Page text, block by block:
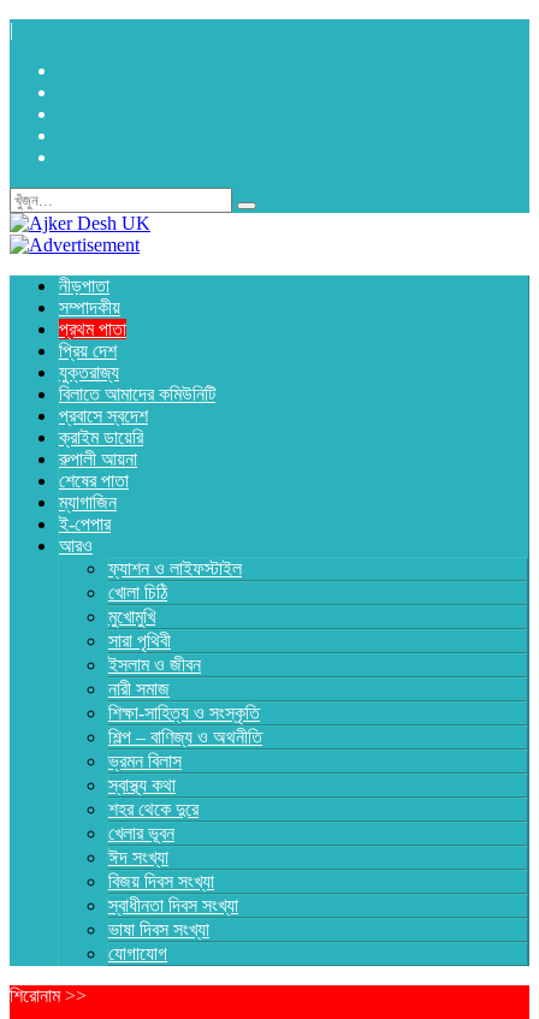
|
নীড়পাতা
সম্পাদকীয়
প্রথম পাতা
প্রিয় দেশ
যুক্তরাজ্য
বিলাতে আমাদের কমিউনিটি
প্রবাসে স্বদেশ
ক্রাইম ডায়েরি
রুপালী আয়না
শেষের পাতা
ম্যাগাজিন
ই-পেপার
আরও
ফ্যাশন ও লাইফস্টাইল
খোলা চিঠি
মুখোমুখি
সারা পৃথিবী
ইসলাম ও জীবন
নারী সমাজ
শিক্ষা-সাহিত্য ও সংস্কৃতি
শিল্প – বাণিজ্য ও অথনীতি
ভ্রমন বিলাস
স্বাস্থ্য কথা
শহর থেকে দুরে
খেলার ভূবন
ঈদ সংখ্যা
বিজয় দিবস সংখ্যা
স্বাধীনতা দিবস সংখ্যা
ভাষা দিবস সংখ্যা
যোগাযোগ
শিরোনাম >>